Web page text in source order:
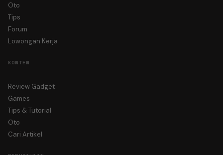
Oto
Tips
Forum
Lowongan Kerja
KONTEN
Review Gadget
Games
Tips & Tutorial
Oto
Cari Artikel